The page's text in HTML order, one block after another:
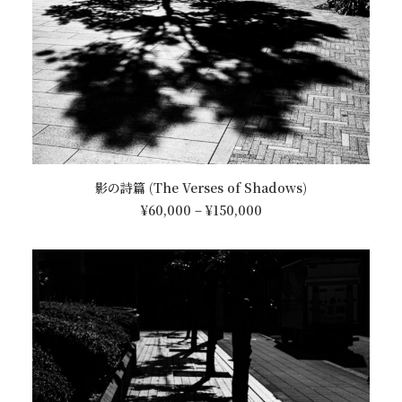
す
シ
ョ
ン
は
商
品
ペ
ー
ジ
き
ま
す
オプションを選択
に
は
複
数
の
バ
リ
エ
影の詩篇 (The Verses of Shadows)
¥60,000 –¥150,000価
¥60,000